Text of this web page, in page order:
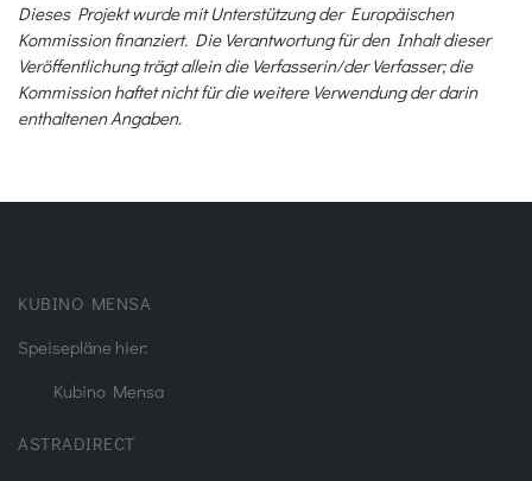
Dieses Projekt wurde mit Unterstützung der Europäischen
Kommission finanziert. Die Verantwortung für den Inhalt dieser
Veröffentlichung trägt allein die Verfasserin/der Verfasser; die
Kommission haftet nicht für die weitere Verwendung der darin
enthaltenen Angaben.
KUBINO MENSA
Speisepläne hier:
Kubino Mensa
ASTRADIRECT